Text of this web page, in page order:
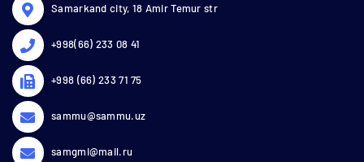
Samarkand city, 18 Amir Temur str
+998(66) 233 08 41
+998 (66) 233 71 75
sammu@sammu.uz
samgmi@mail.ru